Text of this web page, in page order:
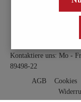
Kontaktiere uns: Mo -
89498-22
AGB
Cookies